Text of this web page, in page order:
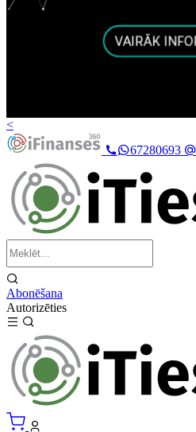
<
67280693
Abonēšana
Autorizēties